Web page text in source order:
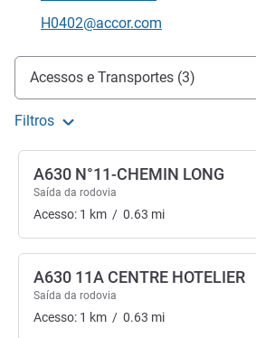
Telefone
E-mail de contacto
H0402@accor.com
Acesso e transporte
Acessos e Transportes (3)
Filtros
A630 N°11-CHEMIN LONG
Saída da rodovia
Acesso: 1 km / 0.63 mi
A630 11A CENTRE HOTELIER
Saída da rodovia
Acesso: 1 km / 0.63 mi